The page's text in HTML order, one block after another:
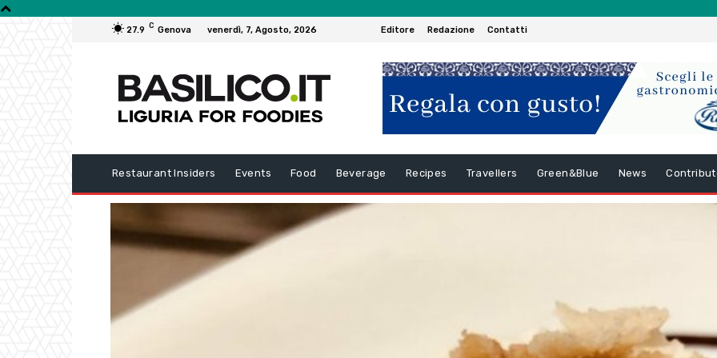
27.9 C Genova venerdì, 7, Agosto, 2026 Editore Redazione Contatti
Restaurant Insiders Events Food Beverage Recipes Travellers Green&Blue News